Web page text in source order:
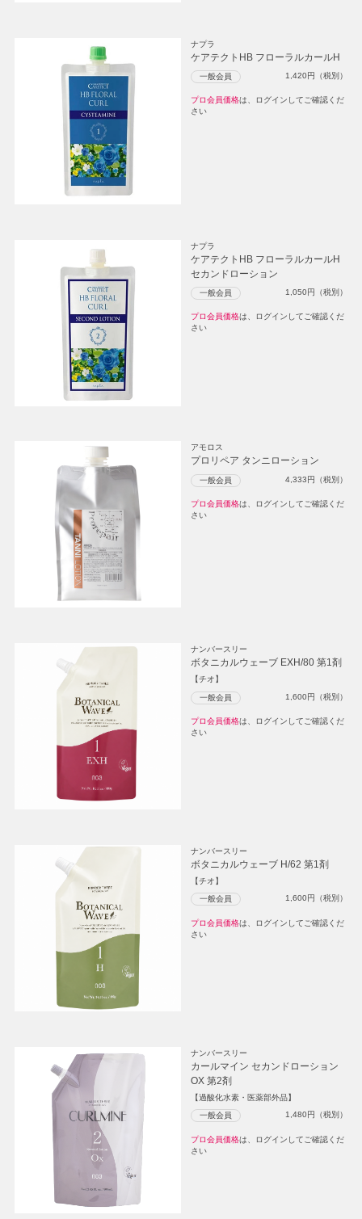
ナプラ
ケアテクトHB フローラルカールH
一般会員 1,420円（税別）
プロ会員価格は、ログインしてご確認くだ
さい
ナプラ
ケアテクトHB フローラルカールH
セカンドローション
一般会員 1,050円（税別）
プロ会員価格は、ログインしてご確認くだ
さい
アモロス
プロリペア タンニローション
一般会員 4,333円（税別）
プロ会員価格は、ログインしてご確認くだ
さい
ナンバースリー
ボタニカルウェーブ EXH/80 第1剤
【チオ】
一般会員 1,600円（税別）
プロ会員価格は、ログインしてご確認くだ
さい
ナンバースリー
ボタニカルウェーブ H/62 第1剤
【チオ】
一般会員 1,600円（税別）
プロ会員価格は、ログインしてご確認くだ
さい
ナンバースリー
カールマイン セカンドローション
OX 第2剤
【過酸化水素・医薬部外品】
一般会員 1,480円（税別）
プロ会員価格は、ログインしてご確認くだ
さい